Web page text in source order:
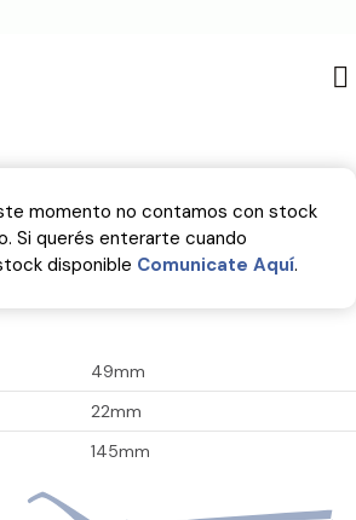
momento no contamos con stock
Si querés enterarte cuando
disponible Comunicate Aquí­.
49mm
22mm
145mm